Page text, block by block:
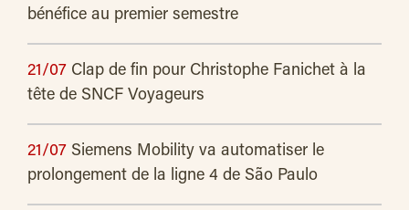
bénéfice au premier semestre
21/07 Clap de fin pour Christophe Fanichet à la
tête de SNCF Voyageurs
21/07 Siemens Mobility va automatiser le
prolongement de la ligne 4 de São Paulo